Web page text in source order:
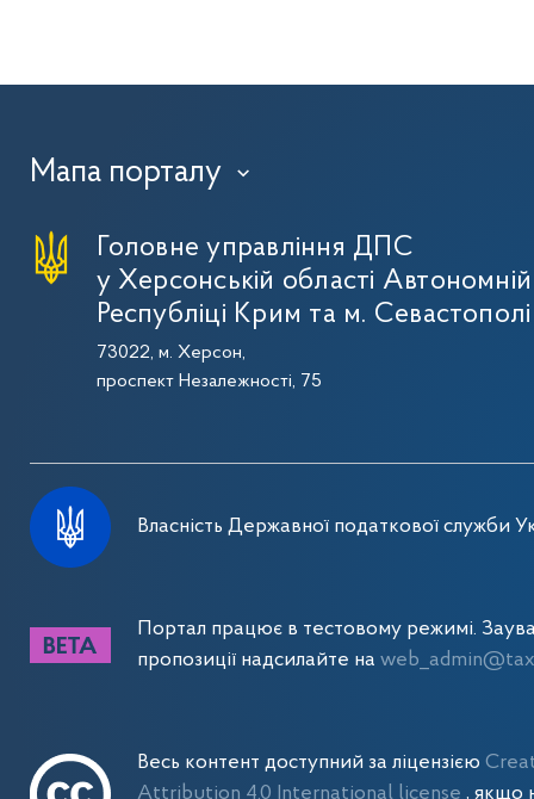
Мапа порталу ›
Головне управління ДПС
у Херсонській області Автономній
Республіці Крим та м. Севастополі
73022, м. Херсон,
проспект Незалежності, 75
Власність Державної податкової служби
Портал працює в тестовому режимі.
пропозиції надсилайте на
Весь контент доступний за ліцензією
Attribution 4.0 International license , якщо